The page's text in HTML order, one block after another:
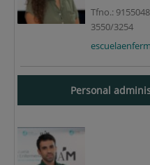
Tfno.:
3550/3254
Personal